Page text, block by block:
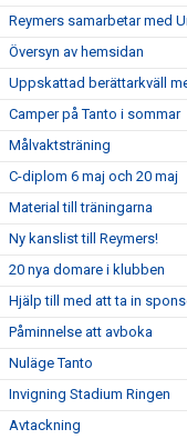
Reymers samarbetar med
Översyn av hemsidan
Uppskattad berättarkväll
Camper på Tanto i sommar
Målvaktsträning
C-diplom 6 maj och 20 maj
Material till träningarna
Ny kanslist till Reymers!
20 nya domare i klubben
Hjälp till med att ta in
Påminnelse att avboka
Nuläge Tanto
Invigning Stadium Ringen
Avtackning